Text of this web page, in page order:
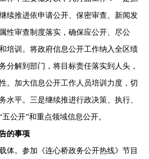
续推进依申请公开、保密审查、新闻发
性审查制度落实，确保应公开、尽公
培训。将政府信息公开工作纳入全区绩
分解到部门，将目标责任落实到人头，
。加大信息公开工作人员培训力度，切
水平。三是继续推进行政决策、执行、
公开”和重点领域信息公开。
的事项
。参加《连心桥政务公开热线》节目